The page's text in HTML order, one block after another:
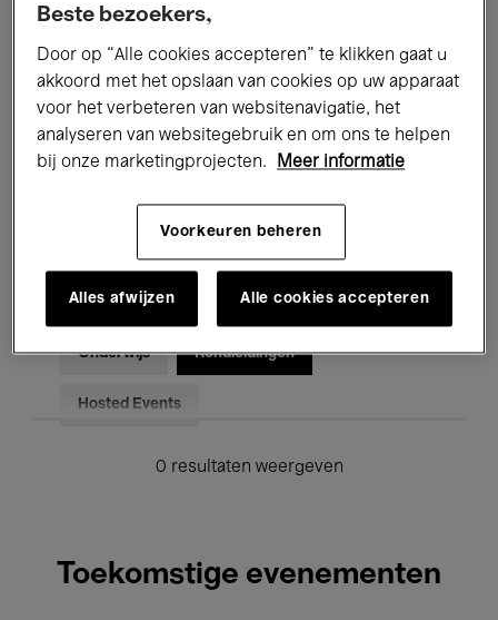
Alle evenementen
Tentoonstellingen Films
Performances Lezingen & Debatten
Jazz Klassieke Muziek Global Music
Voor iedereen Kids’ Palace
Onderwijs Rondleidingen
Hosted Events
0 resultaten weergeven
Toekomstige evenementen
Beste bezoekers,
Door op “Alle cookies accepteren” te klikken gaat u
akkoord met het opslaan van cookies op uw apparaat
voor het verbeteren van websitenavigatie, het
analyseren van websitegebruik en om ons te helpen
bij onze marketingprojecten.
Meer informatie
Voorkeuren beheren
Alles afwijzen Alle cookies accepteren